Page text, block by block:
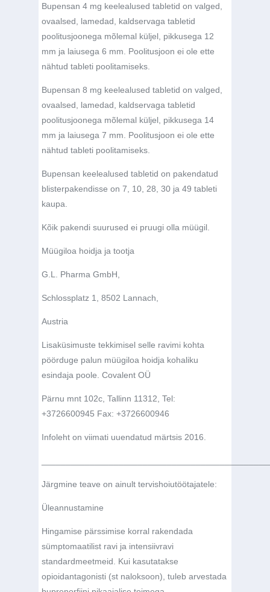
Bupensan 4 mg keelealused tabletid on valged,
ovaalsed, lamedad, kaldservaga tabletid
poolitusjoonega mõlemal küljel, pikkusega 12
mm ja laiusega 6 mm. Poolitusjoon ei ole ette
nähtud tableti poolitamiseks.
Bupensan 8 mg keelealused tabletid on valged,
ovaalsed, lamedad, kaldservaga tabletid
poolitusjoonega mõlemal küljel, pikkusega 14
mm ja laiusega 7 mm. Poolitusjoon ei ole ette
nähtud tableti poolitamiseks.
Bupensan keelealused tabletid on pakendatud
blisterpakendisse on 7, 10, 28, 30 ja 49 tableti
kaupa.
Kõik pakendi suurused ei pruugi olla müügil.
Müügiloa hoidja ja tootja
G.L. Pharma GmbH,
Schlossplatz 1, 8502 Lannach,
Austria
Lisaküsimuste tekkimisel selle ravimi kohta
pöörduge palun müügiloa hoidja kohaliku
esindaja poole. Covalent OÜ
Pärnu mnt 102c, Tallinn 11312, Tel:
+3726600945 Fax: +3726600946
Infoleht on viimati uuendatud märtsis 2016.
Järgmine teave on ainult tervishoiutöötajatele:
Üleannustamine
Hingamise pärssimise korral rakendada
sümptomaatilist ravi ja intensiivravi
standardmeetmeid. Kui kasutatakse
opioidantagonisti (st naloksoon), tuleb arvestada